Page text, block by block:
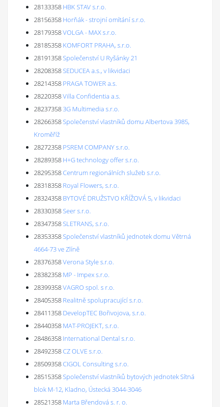
28133358 HBK STAV s.r.o.
28156358 Horňák - strojní omítání s.r.o.
28179358VOLGA - MAX s.r.o.
28185358 KOMFORT PRAHA, s.r.o.
28191358Společenství U Ryšánky 21
28208358SEDUCEA a.s., v likvidaci
28214358 PRAGA TOWER a.s.
28220358Villa Confidentia a.s.
282373583G Multimedia s.r.o.
28266358Společenství vlastníků domu Albertova 3985,
Kroměříž
28272358 PSREM COMPANY s.r.o.
28289358 H+G technology offer s.r.o.
28295358Centrum regionálních služeb s.r.o.
28318358 Royal Flowers, s.r.o.
28324358 BYTOVÉ DRUŽSTVO KŘÍŽOVÁ 5, v likvidaci
28330358Seer s.r.o.
28347358SLETRANS, s.r.o.
28353358Společenství vlastníků jednotek domu Větrná
4664-73 ve Zlíně
28376358Verona Style s.r.o.
28382358 MP - Impex s.r.o.
28399358VAGRO spol. s r.o.
28405358 Realitně spolupracující s.r.o.
28411358 DevelopTEC Bořivojova, s.r.o.
28440358 MAT-PROJEKT, s.r.o.
28486358 International Dental s.r.o.
28492358CZ OLVE s.r.o.
28509358CIGOL Consulting s.r.o.
28515358Společenství vlastníků bytových jednotek Sítná
blok M-12, Kladno, Ústecká 3044-3046
28521358 Marta Břendová s. r. o.